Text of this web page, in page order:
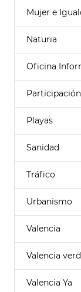
Mujer e
Naturia
Oficina
Participación
Playas
Sanidad
Tráfico
Urbanismo
Valencia
Valencia
Valencia Ya